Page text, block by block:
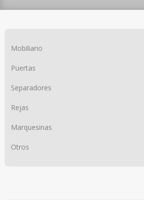
Mobiliario
Puertas
Separadores
Rejas
Marquesinas
Otros